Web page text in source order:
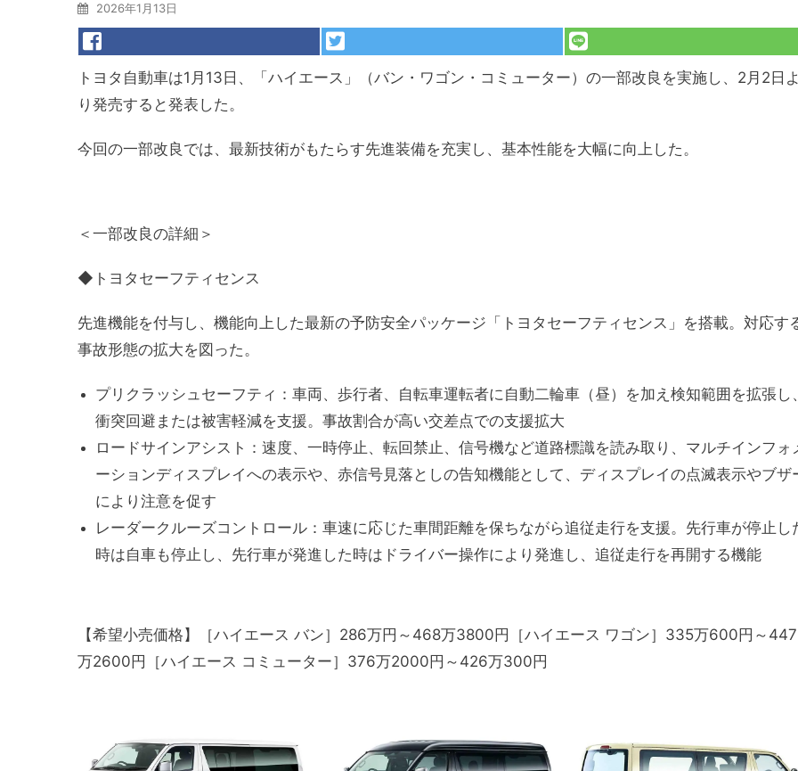
2026年1月13日
トヨタ自動車は1月13日、「ハイエース」（バン・ワゴン・コミューター）の一部改良を実施し、2月2日
り発売すると発表した。
今回の一部改良では、最新技術がもたらす先進装備を充実し、基本性能を大幅に向上した。
＜一部改良の詳細＞
◆トヨタセーフティセンス
先進機能を付与し、機能向上した最新の予防安全パッケージ「トヨタセーフティセンス」を搭載。対応す
事故形態の拡大を図った。
プリクラッシュセーフティ：車両、歩行者、自転車運転者に自動二輪車（昼）を加え検知範囲を拡張し
衝突回避または被害軽減を支援。事故割合が高い交差点での支援拡大
ロードサインアシスト：速度、一時停止、転回禁止、信号機など道路標識を読み取り、マルチインフォ
ーションディスプレイへの表示や、赤信号見落としの告知機能として、ディスプレイの点滅表示やブザ
により注意を促す
レーダークルーズコントロール：車速に応じた車間距離を保ちながら追従走行を支援。先行車が停止し
時は自車も停止し、先行車が発進した時はドライバー操作により発進し、追従走行を再開する機能
【希望小売価格】［ハイエース バン］286万円～468万3800円［ハイエース ワゴン］335万600円～447
万2600円［ハイエース コミューター］376万2000円～426万300円